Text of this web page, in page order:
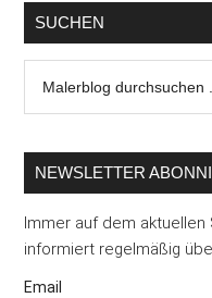
SUCHEN
durchsuchen
NEWSLETTER
Immer auf dem
informiert regelmäßig
Email